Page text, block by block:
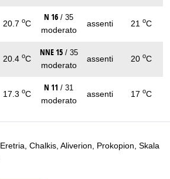
20.7 oC
N 16 / 35
moderato
assenti 21 oC
20.4 oC
NNE 15 / 35
moderato
assenti 20 oC
17.3 oC
N 11 / 31
moderato
assenti 17 oC
Eretria Chalkis Aliverion Prokopion Skala